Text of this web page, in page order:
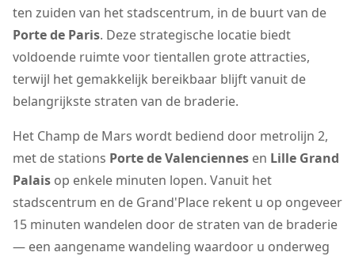
ten zuiden van het stadscentrum, in de buurt van de
Porte de Paris. Deze strategische locatie biedt
voldoende ruimte voor tientallen grote attracties,
terwijl het gemakkelijk bereikbaar blijft vanuit de
belangrijkste straten van de braderie.
Het Champ de Mars wordt bediend door metrolijn 2,
met de stations Porte de Valenciennes en Lille Grand
Palais op enkele minuten lopen. Vanuit het
stadscentrum en de Grand'Place rekent u op ongeveer
15 minuten wandelen door de straten van de braderie
— een aangename wandeling waardoor u onderweg